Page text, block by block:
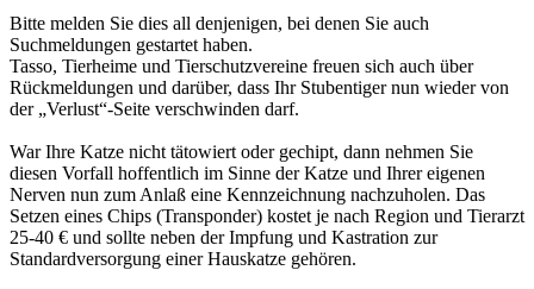
Bitte melden Sie dies all denjenigen, bei denen Sie auch
Suchmeldungen gestartet haben.
Tasso, Tierheime und Tierschutzvereine freuen sich auch über
Rückmeldungen und darüber, dass Ihr Stubentiger nun wieder von
der „Verlust“-Seite verschwinden darf.
War Ihre Katze nicht tätowiert oder gechipt, dann nehmen Sie
diesen Vorfall hoffentlich im Sinne der Katze und Ihrer eigenen
Nerven nun zum Anlaß eine Kennzeichnung nachzuholen. Das
Setzen eines Chips (Transponder) kostet je nach Region und Tierarzt
25-40 € und sollte neben der Impfung und Kastration zur
Standardversorgung einer Hauskatze gehören.